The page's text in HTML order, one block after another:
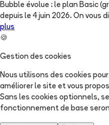
Bubble évolue : le plan Basic
depuis le 4 juin 2026. On vous
plus
🍪
Gestion des cookies
Nous utilisons des cookies
améliorer le site et vous
Sans les cookies optionnels,
fonctionnement de base